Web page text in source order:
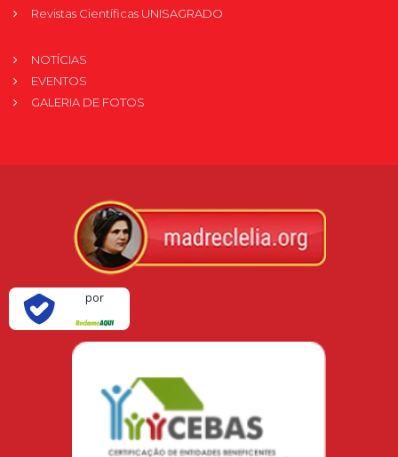
Revistas Científicas UNISAGRADO
NOTÍCIAS
EVENTOS
GALERIA DE FOTOS
por